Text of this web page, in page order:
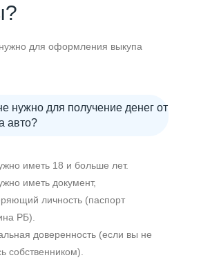
для оформления выкупа
нужно для получение денег от
авто?
иметь 18 и больше лет.
иметь документ,
личность (паспорт
РБ).
доверенность (если вы не
собственником).